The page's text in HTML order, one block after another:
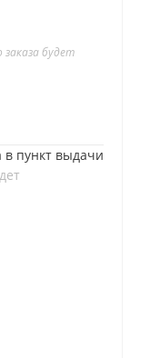
будет
в пункт выдачи